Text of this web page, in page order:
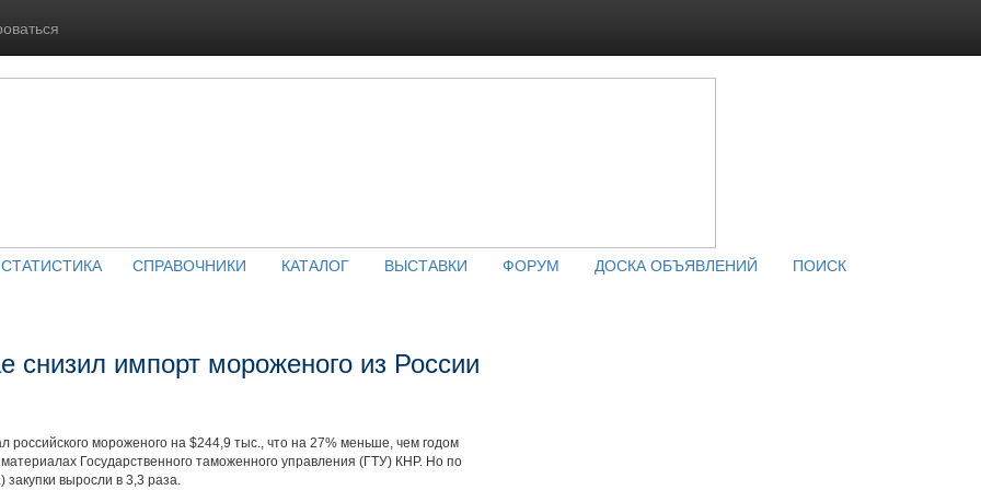
СТАТИСТИКА СПРАВОЧНИКИ КАТАЛОГ ВЫСТАВКИ ФОРУМ ДОСКА ОБЪЯВЛЕНИЙ ПОИСК
снизил импорт мороженого из России
российского мороженого на $244,9 тыс., что на 27% меньше, чем годом
Государственного таможенного управления (ГТУ) КНР. Но по
выросли в 3,3 раза.